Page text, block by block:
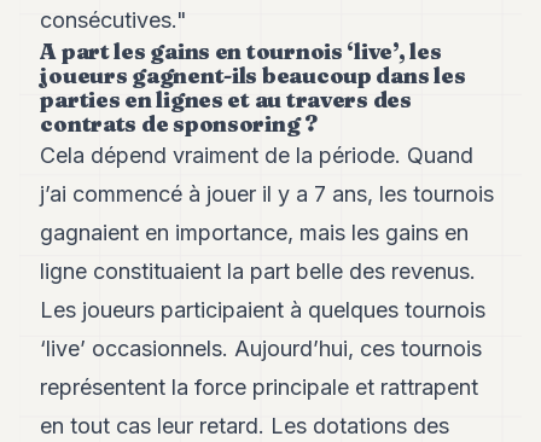
TECH
FINANCE
ART
DE
VIVRE
ARTS
POLITIQUE
IMMOBILIER
PRIVATE
EQUITY
consécutives."
A part les gains en tournois ‘live’, les
joueurs gagnent-ils beaucoup dans les
parties en lignes et au travers des
contrats de sponsoring ?
Cela dépend vraiment de la période. Quand
j’ai commencé à jouer il y a 7 ans, les tournois
gagnaient en importance, mais les gains en
ligne constituaient la part belle des revenus.
Les joueurs participaient à quelques tournois
‘live’ occasionnels. Aujourd’hui, ces tournois
représentent la force principale et rattrapent
en tout cas leur retard. Les dotations des